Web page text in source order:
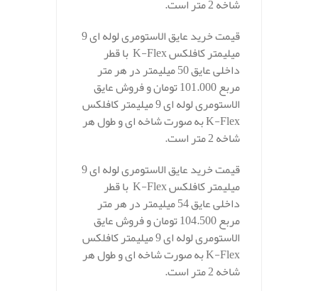
شاخه 2 متر است.
قیمت خرید عایق الاستومری لوله ای 9
میلیمتر کافلکس K-Flex با قطر
داخلی عایق 50 میلیمتر در هر متر
مربع 101.000 تومان و فروش عایق
الاستومری لوله ای 9 میلیمتر کافلکس
K-Flex به صورت شاخه ای و طول هر
شاخه 2 متر است.
قیمت خرید عایق الاستومری لوله ای 9
میلیمتر کافلکس K-Flex با قطر
داخلی عایق 54 میلیمتر در هر متر
مربع 104.500 تومان و فروش عایق
الاستومری لوله ای 9 میلیمتر کافلکس
K-Flex به صورت شاخه ای و طول هر
شاخه 2 متر است.